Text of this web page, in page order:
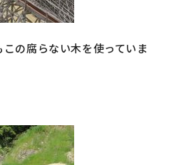
の腐らない木を使っていま